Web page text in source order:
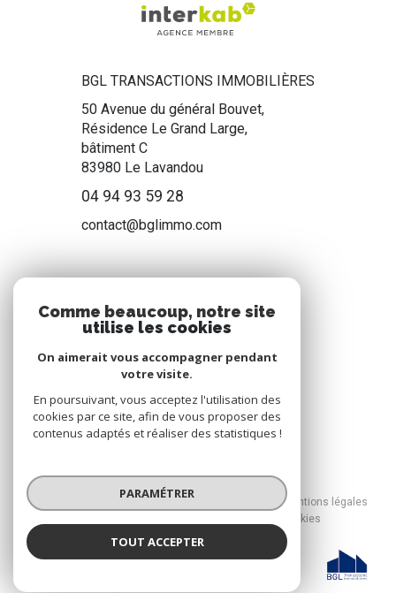
BGL Transactions Immobilières
BGL TRANSACTIONS IMMOBILIÈRES
50 Avenue du général Bouvet,
Résidence Le Grand Large,
bâtiment C
83980 Le Lavandou
04 94 93 59 28
contact@bglimmo.com
Nous suivre
© 2026 | Tous droits réservés
Nos honoraires
Nos partenaires
Mentions légales
Cookies
Comme beaucoup, notre site
utilise les cookies
On aimerait vous accompagner pendant
votre visite.
En poursuivant, vous acceptez l'utilisation des
cookies par ce site, afin de vous proposer des
contenus adaptés et réaliser des statistiques !
PARAMÉTRER
TOUT ACCEPTER